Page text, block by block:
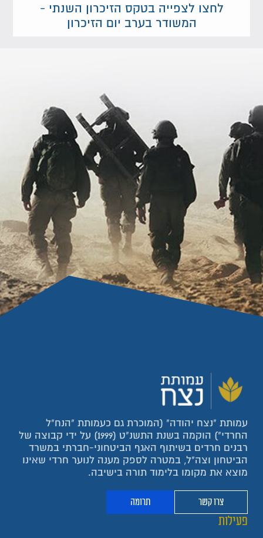
לחצו לצפייה בטקס הזיכרון השנתי -
המשודר בערב יום הזיכרון
עמותת "נצח יהודה" (המוכרת גם כעמותת "הנח"ל
החרדי") הוקמה בשנת התשנ"ט (1999) על ידי קבוצה של
רבנים חרדים בשיתוף האגף הביטחוני-חברתי במשרד
הביטחון וצה"ל, במטרה לספק מענה לנוער חרדי שאינו
מוצא את מקומו בלימוד תורה בישיבה.
צרו קשר תרומה
פעילות